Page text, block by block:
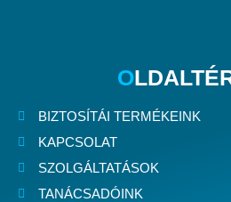
O
BIZTOSÍTÁI TERMÉKEINK
KAPCSOLAT
SZOLGÁLTATÁSOK
TANÁCSADÓINK